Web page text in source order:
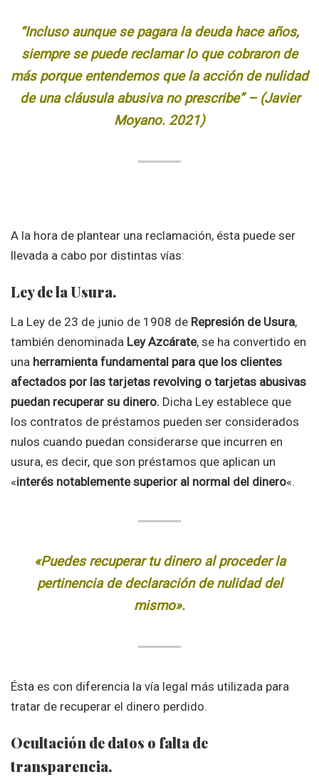
“Incluso aunque se pagara la deuda hace años,
siempre se puede reclamar lo que cobraron de
más porque entendemos que la acción de nulidad
de una cláusula abusiva no prescribe” – (Javier
Moyano. 2021)
A la hora de plantear una reclamación, ésta puede ser
llevada a cabo por distintas vías:
Ley de la Usura.
La Ley de 23 de junio de 1908 de Represión de Usura,
también denominada Ley Azcárate, se ha convertido en
una herramienta fundamental para que los clientes
afectados por las tarjetas revolving o tarjetas abusivas
puedan recuperar su dinero. Dicha Ley establece que
los contratos de préstamos pueden ser considerados
nulos cuando puedan considerarse que incurren en
usura, es decir, que son préstamos que aplican un
«interés notablemente superior al normal del dinero«.
«Puedes recuperar tu dinero al proceder la
pertinencia de declaración de nulidad del
mismo».
Ésta es con diferencia la vía legal más utilizada para
tratar de recuperar el dinero perdido.
Ocultación de datos o falta de
transparencia.